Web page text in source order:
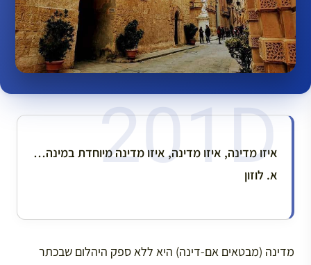
איזו מדינה, איזו מדינה, איזו מדינה מיוחדת במינה…
א. לוזון
מדינה (מבטאים אם-דינה) היא ללא ספק היהלום שבכתר